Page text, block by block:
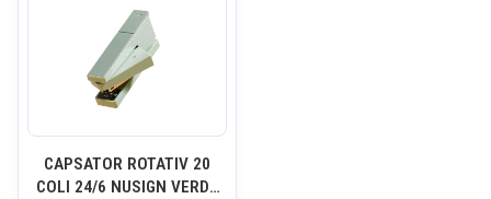
CAPSATOR ROTATIV 20
COLI 24/6 NUSIGN VERDE